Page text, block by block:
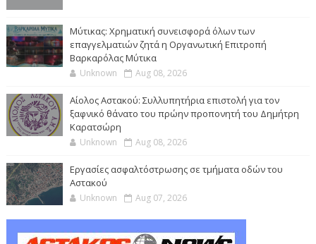
Μύτικας: Χρηματική συνεισφορά όλων των
επαγγελματιών ζητά η Οργανωτική Επιτροπή
Βαρκαρόλας Μύτικα
Unknown Aug 08, 2026
Αίολος Αστακού: Συλλυπητήρια επιστολή για τον
ξαφνικό θάνατο του πρώην προπονητή του Δημήτρη
Καρατσώρη
Unknown Aug 08, 2026
Εργασίες ασφαλτόστρωσης σε τμήματα οδών του
Αστακού
Unknown Aug 07, 2026